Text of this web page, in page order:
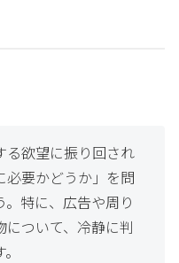
る欲望に振り回され
必要かどうか」を問
特に、広告や周り
ついて、冷静に判